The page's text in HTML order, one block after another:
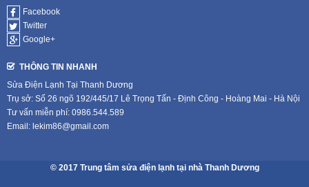
Facebook
Twitter
Google+
THÔNG TIN NHANH
Sửa Điện Lạnh Tại Thanh Dương
Trụ sở: Số 26 ngõ 192/445/17 Lê Trọng Tấn - Định Công - Hoàng Mai - Hà Nội
Tư vấn miễn phí: 0986.544.589
Email: lekim86@gmail.com
© 2017 Trung tâm sửa điện lạnh tại nhà Thanh Dương